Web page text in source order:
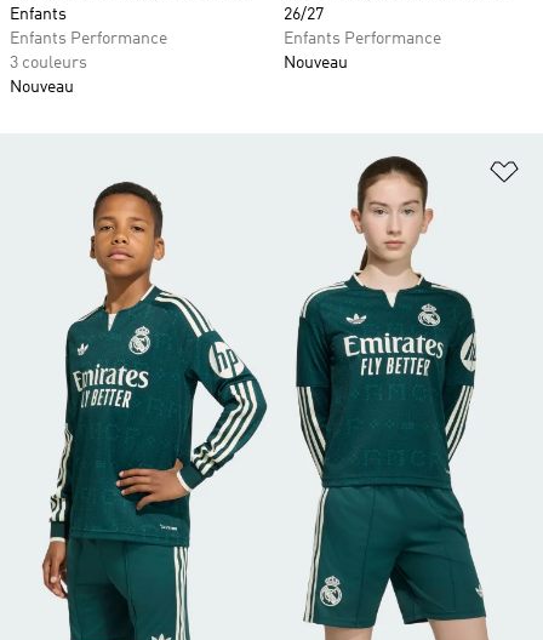
Enfants
Enfants Performance
3 couleurs
Nouveau
26/27
Enfants Performance
Nouveau